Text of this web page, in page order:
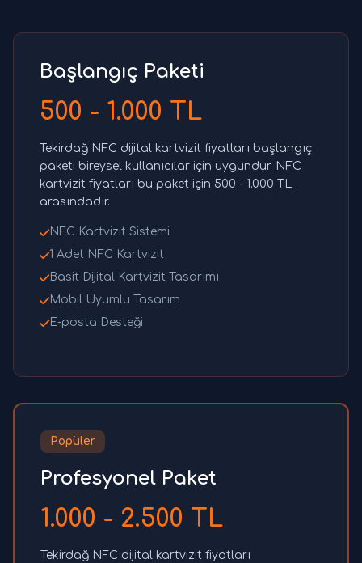
Başlangıç Paketi
500 - 1.000 TL
Tekirdağ NFC dijital kartvizit fiyatları başlangıç
paketi bireysel kullanıcılar için uygundur. NFC
kartvizit fiyatları bu paket için 500 - 1.000 TL
arasındadır.
NFC Kartvizit Sistemi
1 Adet NFC Kartvizit
Basit Dijital Kartvizit Tasarımı
Mobil Uyumlu Tasarım
E-posta Desteği
Popüler
Profesyonel Paket
1.000 - 2.500 TL
Tekirdağ NFC dijital kartvizit fiyatları